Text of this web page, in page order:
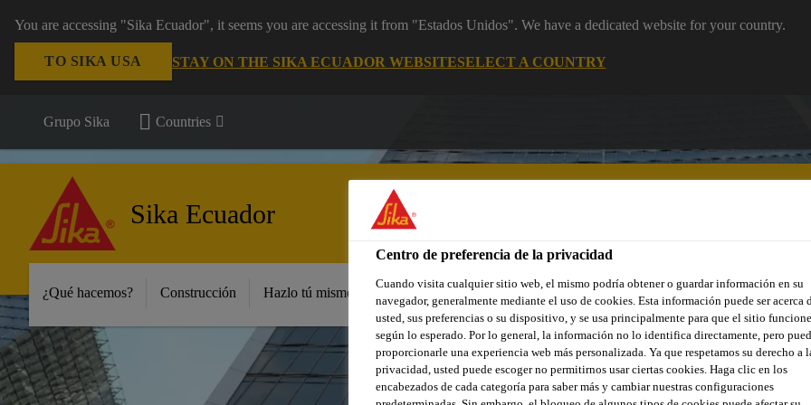
You are accessing "Sika Ecuador", it seems you are accessing it from "Estados Unidos". We have a dedicated website for your country.
TO SIKA USA STAY ON THE SIKA ECUADOR WEBSITESELECT A COUNTRY
Grupo Sika Countries
Sika Ecuador
¿Qué hacemos? Construcción Hazlo tú mismo y pequeñas renovaciones Industria Distribuidores Documentos
Centro de preferencia de la privacidad
Cuando visita cualquier sitio web, el mismo podría obtener o guardar información en su
navegador, generalmente mediante el uso de cookies. Esta información puede ser acerca
usted, sus preferencias o su dispositivo, y se usa principalmente para que el sitio funcione
según lo esperado. Por lo general, la información no lo identifica directamente, pero
proporcionarle una experiencia web más personalizada. Ya que respetamos su derecho a
privacidad, usted puede escoger no permitirnos usar ciertas cookies. Haga clic en los
encabezados de cada categoría para saber más y cambiar nuestras configuraciones